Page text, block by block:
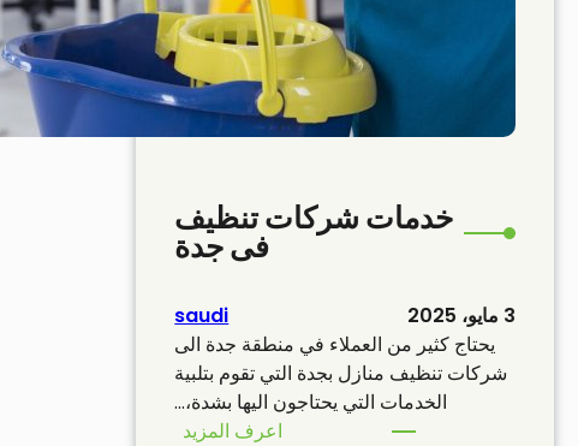
خدمات شركات تنظيف
فى جدة
3 مايو، 2025
saudi
يحتاج كثير من العملاء في منطقة جدة الى
شركات تنظيف منازل بجدة التي تقوم بتلبية
الخدمات التي يحتاجون اليها بشدة،…
اعرف المزيد
: